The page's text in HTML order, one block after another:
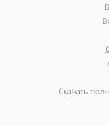
Скачать